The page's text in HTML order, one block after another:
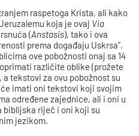
raspetoga Krista, ali kako
koja je ovaj Via
(Anstasis), tako i ova
prema događaju Uskrsa“.
ove pobožnosti onaj sa 14
različite oblike (prožete
tekstovi za ovu pobožnost su
imati oni tekstovi koji svojim
određene zajednice, ali i oni u
biblijska riječ i oni koji su
jezikom.